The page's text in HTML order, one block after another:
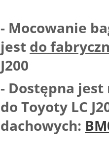
- Mocowanie
jest do
J200
- Dostępna
do Toyoty LC
dachowych: